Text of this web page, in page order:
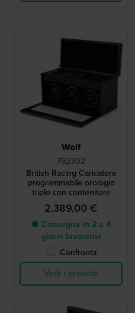
Wolf
792302
British Racing Caricatore
programmabile orologio
triplo con contenitore
2.389,00 €
● Consegna in 2 a 4
giorni lavorativi
Confronta
Vedi i prodotti